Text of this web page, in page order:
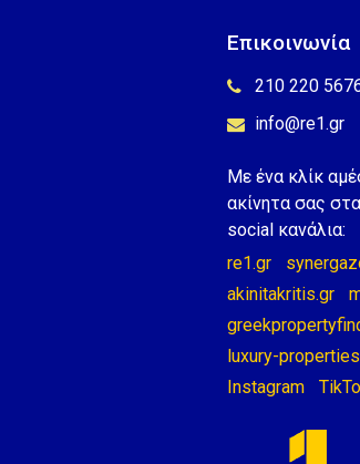
Επικοινωνία
210 220
info@re1.gr
Με ένα κλίκ
ακίνητα σας
social κανάλια:
re1.gr
akinitakritis.gr
luxury-
Instagram